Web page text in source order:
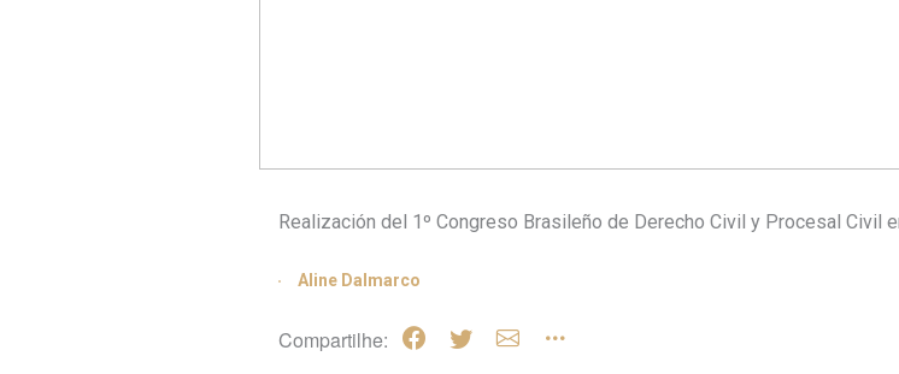
Realización del 1º Congreso Brasileño de Derecho Civil y Procesal Civil
Aline Dalmarco
Compartilhe: